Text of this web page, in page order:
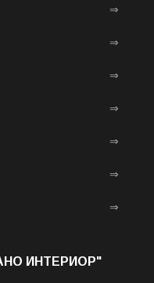
⇒
⇒
⇒
⇒
⇒
⇒
⇒
ИНТЕРИОР"